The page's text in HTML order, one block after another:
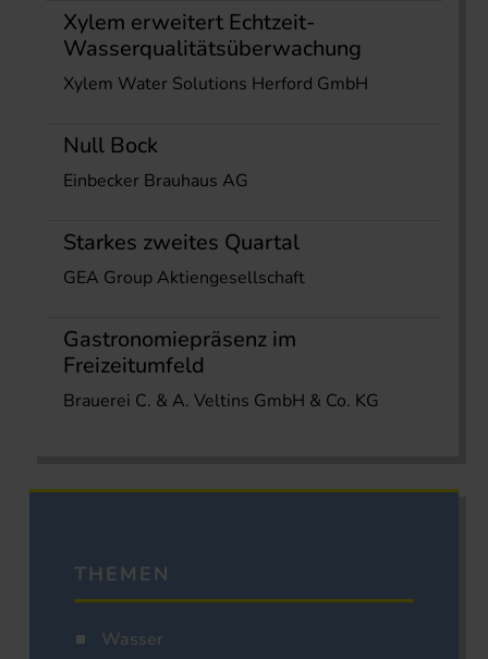
Xylem erweitert Echtzeit-
Wasserqualitätsüberwachung
Xylem Water Solutions Herford GmbH
Null Bock
Einbecker Brauhaus AG
Starkes zweites Quartal
GEA Group Aktiengesellschaft
Gastronomiepräsenz im
Freizeitumfeld
Brauerei C. & A. Veltins GmbH & Co. KG
THEMEN
Wasser